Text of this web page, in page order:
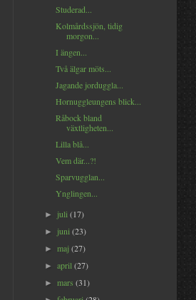
Studerad...
Kolmårdssjön, tidig
morgon...
I ängen...
Två älgar möts...
Jagande jorduggla...
Hornuggleungens blick...
Råbock bland
växtligheten...
Lilla blå...
Vem där...?!
Sparvugglan...
Ynglingen...
► juli(17)
► juni(23)
►maj(27)
►april(27)
►mars(31)